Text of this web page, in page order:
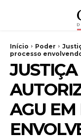
Início Poder
processo
AGU EM